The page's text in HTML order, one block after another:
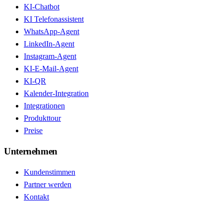
KI-Chatbot
KI Telefonassistent
WhatsApp-Agent
LinkedIn-Agent
Instagram-Agent
KI-E-Mail-Agent
KI-QR
Kalender-Integration
Integrationen
Produkttour
Preise
Unternehmen
Kundenstimmen
Partner werden
Kontakt